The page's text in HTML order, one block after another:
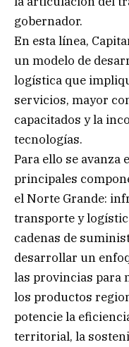
gobernador.
En esta línea,
un modelo de
logística que
servicios, mayor
capacitados y la
tecnologías.
Para ello se avanza
principales
el Norte Grande:
transporte y
cadenas de
desarrollar un
las provincias para
los productos
potencie la
territorial, la